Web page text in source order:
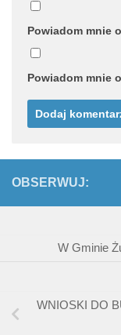
Powiadom mnie
Powiadom mnie
OBSERWUJ:
W Gminie
WNIOSKI DO